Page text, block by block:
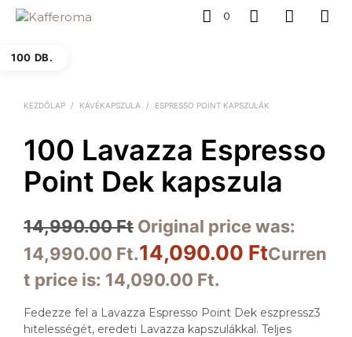
0
100 DB.
KEZDŐLAP / KÁVÉKAPSZULA / ESPRESSO POINT KAPSZULÁK
100 Lavazza Espresso
Point Dek kapszula
14,990.00Ft Original price was:
14,990.00 Ft.14,090.00 FtCurren
t price is: 14,090.00 Ft.
Fedezze fel a Lavazza Espresso Point Dek eszpressz3
hitelességét, eredeti Lavazza kapszulákkal. Teljes